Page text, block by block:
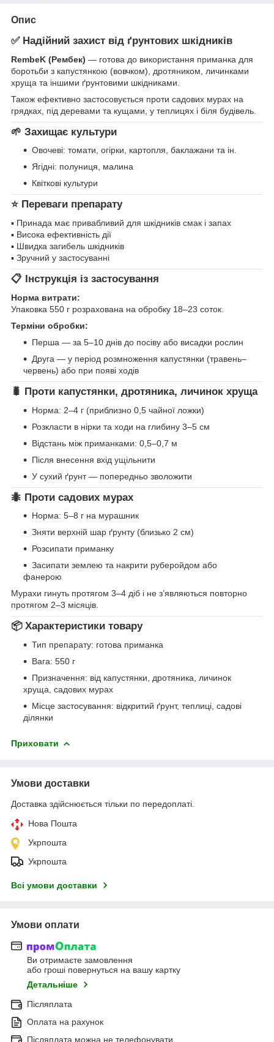
Опис
✅ Надійний захист від ґрунтових шкідників
RembeK (Рембек) — готова до використання приманка для
боротьби з капустянкою (вовчком), дротяником, личинками
хруща та іншими ґрунтовими шкідниками.
Також ефективно застосовується проти садових мурах на
грядках, під деревами та кущами, у теплицях і біля будівель.
🌱 Захищає культури
Овочеві: томати, огірки, картопля, баклажани та ін.
Ягідні: полуниця, малина
Квіткові культури
⭐ Переваги препарату
▪ Принада має привабливий для шкідників смак і запах
▪ Висока ефективність дії
▪ Швидка загибель шкідників
▪ Зручний у застосуванні
📋 Інструкція із застосування
Норма витрати:
Упаковка 550 г розрахована на обробку 18–23 соток.
Терміни обробки:
Перша — за 5–10 днів до посіву або висадки рослин
Друга — у період розмноження капустянки (травень–
червень) або при появі ходів
🐛 Проти капустянки, дротяника, личинок хруща
Норма: 2–4 г (приблизно 0,5 чайної ложки)
Розкласти в нірки та ходи на глибину 3–5 см
Відстань між приманками: 0,5–0,7 м
Після внесення вхід ущільнити
У сухий ґрунт — попередньо зволожити
🐜 Проти садових мурах
Норма: 5–8 г на мурашник
Зняти верхній шар ґрунту (близько 2 см)
Розсипати приманку
Засипати землею та накрити руберойдом або
фанерою
Мурахи гинуть протягом 3–4 діб і не з’являються повторно
протягом 2–3 місяців.
📦 Характеристики товару
Тип препарату: готова приманка
Вага: 550 г
Призначення: від капустянки, дротяника, личинок
хруща, садових мурах
Місце застосування: відкритий ґрунт, теплиці, садові
ділянки
Приховати
Умови доставки
Доставка здійснюється тільки по передоплаті.
Нова Пошта
Укрпошта
Укрпошта
Всі умови доставки
Умови оплати
Ви отримаєте замовлення
або гроші повернуться на вашу картку
Детальніше
Післяплата
Оплата на рахунок
Післяплата можна не телефонувати